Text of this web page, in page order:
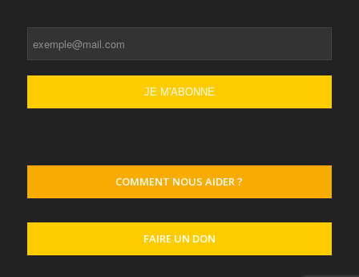
COMMENT NOUS AIDER ?
FAIRE UN DON